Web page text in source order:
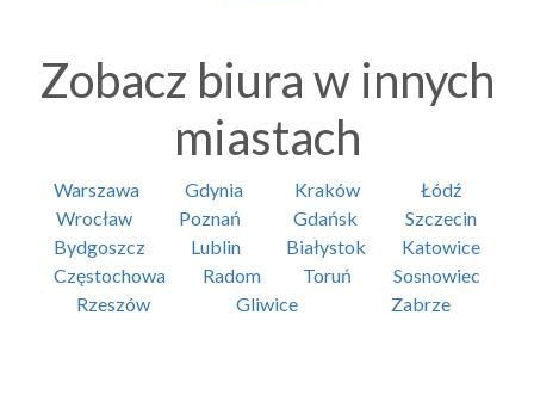
Zobacz biura w innych
miastach
Warszawa Gdynia Kraków
Łódź
Wrocław
Poznań Gdańsk
Szczecin
Bydgoszcz
Lublin Białystok
Katowice
Częstochowa
Radom Toruń
Sosnowiec
Rzeszów
Gliwice Zabrze